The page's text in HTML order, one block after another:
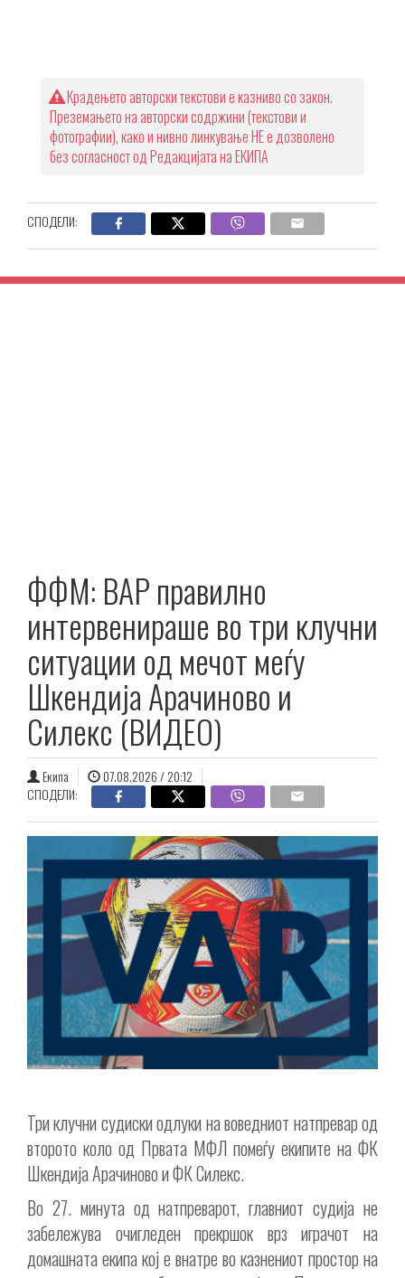
Крадењето авторски текстови е казниво со закон.
Преземањето на авторски содржини (текстови и
фотографии), како и нивно линкување НЕ е дозволено
без согласност од Редакцијата на ЕКИПА
СПОДЕЛИ:
ФФМ: ВАР правилно
интервенираше во три клучни
ситуации од мечот меѓу
Шкендија Aрачиново и
Силекс (ВИДЕО)
Екипа
07.08.2026 / 20:12
СПОДЕЛИ:
Три клучни судиски одлуки на воведниот натпревар од
второто коло од Првата МФЛ помеѓу екипите на ФК
Шкендија Арачиново и ФК Силекс.
Во 27. минута од натпреварот, главниот судија не
забележува очигледен прекршок врз играчот на
домашната екипа кој е внатре во казнениот простор на